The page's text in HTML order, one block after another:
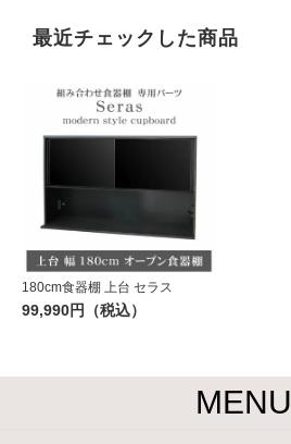
最近チェックした商品
180cm食器棚 上台 セラス
99,990円（税込）
MENU